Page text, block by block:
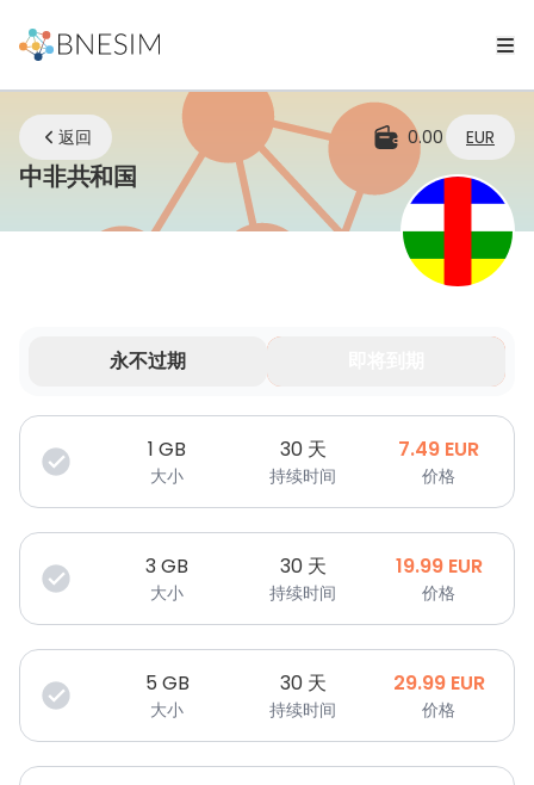
返回 0.00 EUR
中非共和国 eSIM | 无论您身在何处，始终保持连
永不过期
您的数据在有限时间内有效。
1 GB
大小
30 天
持续时间
7.49 EUR
价格
3GB
大小
30 天
持续时间
19.99 EUR
价格
5 GB
大小
30 天
持续时间
29.99 EUR
价格